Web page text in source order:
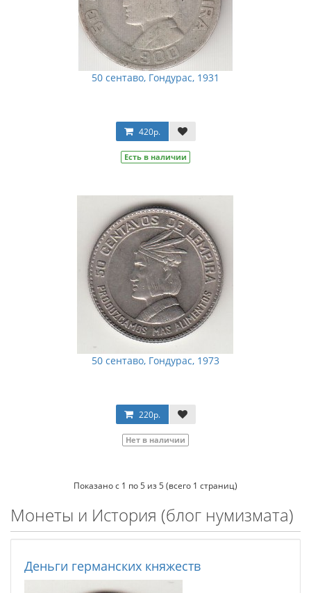
50 сентаво, Гондурас, 1931
420р.
Есть в наличии
50 сентаво, Гондурас, 1973
220р.
Нет в наличии
Показано с 1 по 5 из 5 (всего 1 страниц)
Монеты и История (блог нумизмата)
Деньги германских княжеств